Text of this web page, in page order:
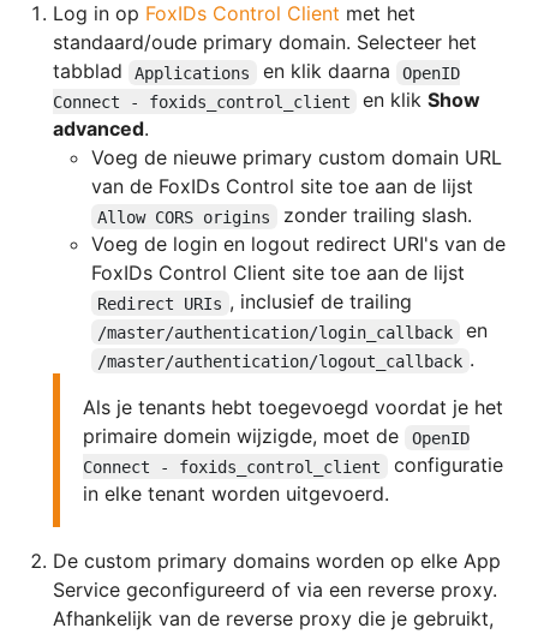
Log in op FoxIDs Control Client met het
standaard/oude primary domain. Selecteer het
tabblad
Applications en klik daarna
OpenID
Connect - foxids_control_client
en klikShow
advanced.
Voeg de nieuwe primary custom domain URL
van de FoxIDs Control site toe aan de lijst
Allow CORS origins
zonder trailing slash.
Voeg de login en logout redirect URI's van de
FoxIDs Control Client site toe aan de lijst
Redirect URIs , inclusief de trailing
/master/authentication/login_callback en
/master/authentication/logout_callback .
Als je tenants hebt toegevoegd voordat je het
primaire domein wijzigde, moet de
OpenID
Connect - foxids_control_client
configuratie
in elke tenant worden uitgevoerd.
De custom primary domains worden op elke App
Service geconfigureerd of via een reverse proxy.
Afhankelijk van de reverse proxy die je gebruikt,